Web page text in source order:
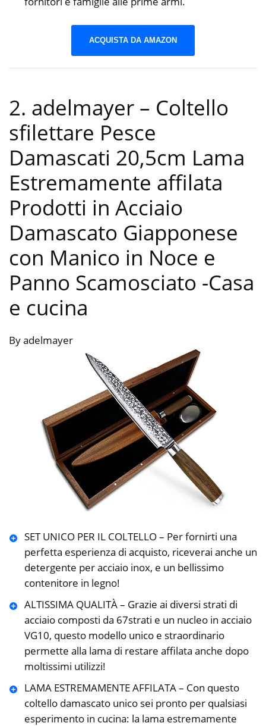
ACQUISTA DA AMAZON
2. adelmayer – Coltello
sfilettare Pesce
Damascati 20,5cm Lama
Estremamente affilata
Prodotti in Acciaio
Damascato Giapponese
con Manico in Noce e
Panno Scamosciato -Casa
e cucina
By adelmayer
SET UNICO PER IL COLTELLO – Per fornirti una
perfetta esperienza di acquisto, riceverai anche un
detergente per acciaio inox, e un bellissimo
contenitore in legno!
ALTISSIMA QUALITÀ – Grazie ai diversi strati di
acciaio composti da 67strati e un nucleo in acciaio
VG10, questo modello unico e straordinario
permette alla lama di restare affilata anche dopo
moltissimi utilizzi!
LAMA ESTREMAMENTE AFFILATA – Con questo
coltello damascato unico sei pronto per qualsiasi
esperimento in cucina: la lama estremamente